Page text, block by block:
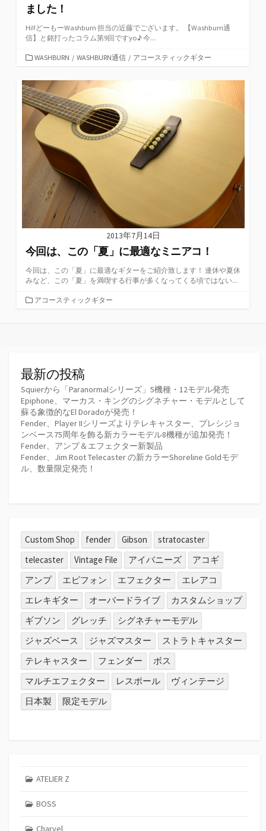
ました！
Hi!!どーもーWashburn 担当の近藤でございます。 【Washburn通
信】と銘打ったコラム第9回ですyo♪ 今...
カ
ゴ
リ
ー
WASHBURN / WASHBURN通信 / アコースティックギター
2013年7月14日
今回は、この「夏」に最適なミニアコ！
今回は、この「夏」に最適なギターをご紹介致します！ 連休や夏休
みなど、この「夏」を満喫する行事が多くなってくる頃ではない...
カアコースティックギター
最新の投稿
Squierから「Paranormalシリーズ」5機種・12モデル発売
Epiphone、マーカス・キングのシグネチャー・モデルとして
蘇る象徴的なEl Doradoが発売！
Fender、Player IIシリーズよりテレキャスター、プレシジョ
ンベース75周年を飾る新カラーモデル8機種が追加発売！
Fender、アンプ＆エフェクター新製品
Fender、Jim Root Telecaster の新カラーShoreline Goldモデ
ル、数量限定発売！
Custom Shop fender Gibson
stratocaster
telecaster
Vintage File アイバニーズ
アコギ
アンプ
エピフォン エフェクター
エレアコ
エレキギター
オーバードライブ
カスタムショップ
ギブソン
グレッチ
シグネチャーモデル
ジャズベース
ジャズマスター
ストラトキャスター
テレキャスター
フェンダー
ボス
マルチエフェクター
レスポール
ヴィンテージ
日本製
限定モデル
ATELIER Z
BOSS
Charvel